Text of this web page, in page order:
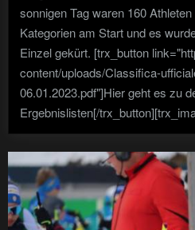
sonnigen Tag waren 160
Kategorien am Start und es
Einzel gekürt. [trx_button
content/uploads/Classifica-
06.01.2023.pdf"]Hier geht es zu
Ergebnislisten[/